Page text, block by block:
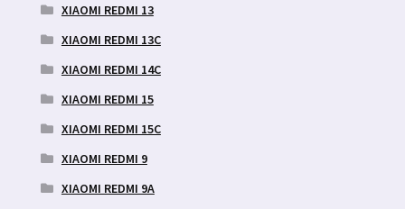
XIAOMI REDMI 13
XIAOMI REDMI 13C
XIAOMI REDMI 14C
XIAOMI REDMI 15
XIAOMI REDMI 15C
XIAOMI REDMI 9
XIAOMI REDMI 9A